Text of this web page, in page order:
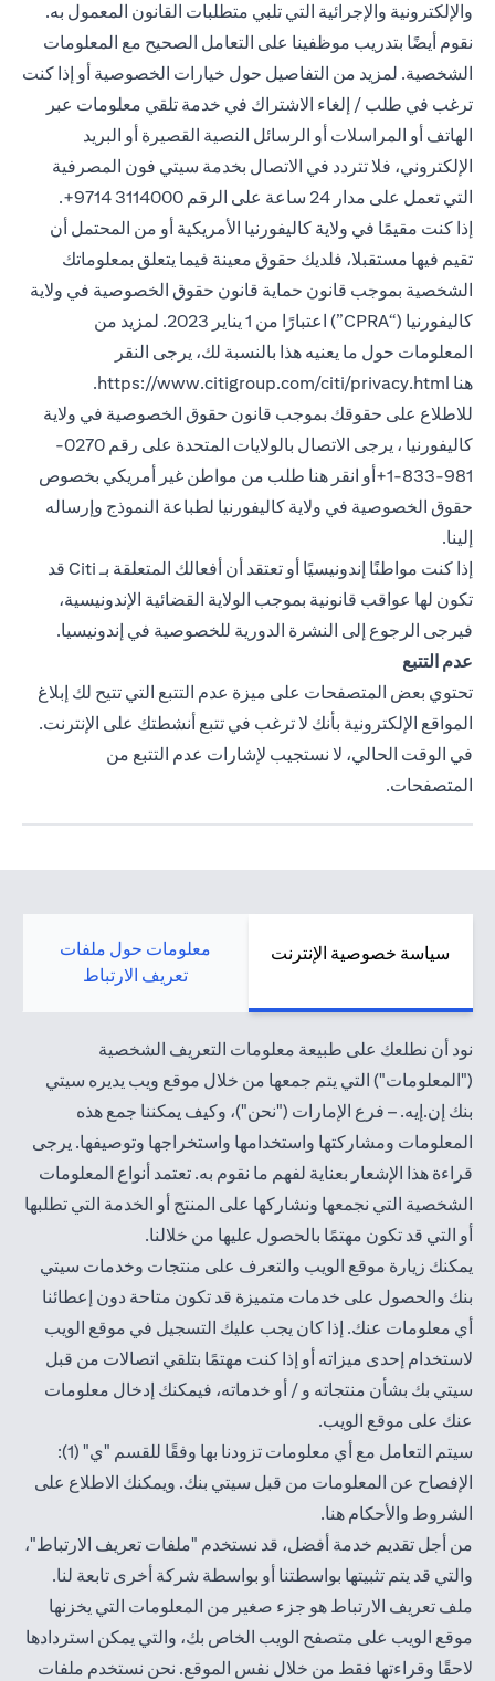
والإلكترونية والإجرائية التي تلبي متطلبات القانون المعمول به.
نقوم أيضًا بتدريب موظفينا على التعامل الصحيح مع المعلومات
الشخصية. لمزيد من التفاصيل حول خيارات الخصوصية أو إذا كنت
ترغب في طلب / إلغاء الاشتراك في خدمة تلقي معلومات عبر
الهاتف أو المراسلات أو الرسائل النصية القصيرة أو البريد
الإلكتروني، فلا تتردد في الاتصال بخدمة سيتي فون المصرفية
التي تعمل على مدار 24 ساعة على الرقم 3114000 9714+.
إذا كنت مقيمًا في ولاية كاليفورنيا الأمريكية أو من المحتمل أن
تقيم فيها مستقبلا، فلديك حقوق معينة فيما يتعلق بمعلوماتك
الشخصية بموجب قانون حماية قانون حقوق الخصوصية في ولاية
كاليفورنيا (“CPRA”) اعتبارًا من 1 يناير 2023. لمزيد من
المعلومات حول ما يعنيه هذا بالنسبة لك، يرجى النقر
هنا https://www.citigroup.com/citi/privacy.html
(opens in a new tab).
للاطلاع على حقوقك بموجب قانون حقوق الخصوصية في ولاية
كاليفورنيا ، يرجى الاتصال بالولايات المتحدة على رقم 0270-
981-833-1+أو انقر هنا
طلب من مواطن غير أمريكي بخصوص
حقوق الخصوصية في ولاية كاليفورنيا (opens in a new tab)لطباعة النموذج وإرساله
إلينا.
إذا كنت مواطنًا إندونيسيًا أو تعتقد أن أفعالك المتعلقة بـ Citi قد
تكون لها عواقب قانونية بموجب الولاية القضائية الإندونيسية،
فيرجى الرجوع إلى النشرة الدورية للخصوصية في إندونيسيا(opens in a new tab).
عدم التتبع
تحتوي بعض المتصفحات على ميزة عدم التتبع التي تتيح لك إبلاغ
المواقع الإلكترونية بأنك لا ترغب في تتبع أنشطتك على الإنترنت.
في الوقت الحالي، لا نستجيب لإشارات عدم التتبع من
المتصفحات.
سياسة خصوصية الإنترنت
معلومات حول ملفات
تعريف الارتباط
نود أن نطلعك على طبيعة معلومات التعريف الشخصية
("المعلومات") التي يتم جمعها من خلال موقع ويب يديره سيتي
بنك إن.إيه. – فرع الإمارات ("نحن")، وكيف يمكننا جمع هذه
المعلومات ومشاركتها واستخدامها واستخراجها وتوصيفها. يرجى
قراءة هذا الإشعار بعناية لفهم ما نقوم به. تعتمد أنواع المعلومات
الشخصية التي نجمعها ونشاركها على المنتج أو الخدمة التي تطلبها
أو التي قد تكون مهتمًا بالحصول عليها من خلالنا.
يمكنك زيارة موقع الويب والتعرف على منتجات وخدمات سيتي
بنك والحصول على خدمات متميزة قد تكون متاحة دون إعطائنا
أي معلومات عنك. إذا كان يجب عليك التسجيل في موقع الويب
لاستخدام إحدى ميزاته أو إذا كنت مهتمًا بتلقي اتصالات من قبل
سيتي بك بشأن منتجاته و / أو خدماته، فيمكنك إدخال معلومات
عنك على موقع الويب.
سيتم التعامل مع أي معلومات تزودنا بها وفقًا للقسم "ي" (1):
الإفصاح عن المعلومات من قبل سيتي بنك. ويمكنك الاطلاع على
الشروط والأحكام هنا(opens in a new tab).
من أجل تقديم خدمة أفضل، قد نستخدم "ملفات تعريف الارتباط"،
والتي قد يتم تثبيتها بواسطتنا أو بواسطة شركة أخرى تابعة لنا.
ملف تعريف الارتباط هو جزء صغير من المعلومات التي يخزنها
موقع الويب على متصفح الويب الخاص بك، والتي يمكن استردادها
لاحقًا وقراءتها فقط من خلال نفس الموقع. نحن نستخدم ملفات